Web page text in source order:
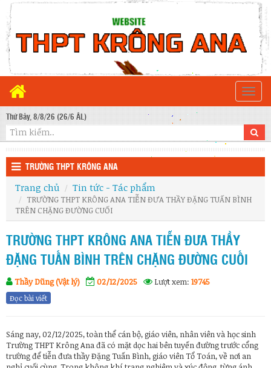
Thứ Bảy, 8/8/26 (26/6 ÂL)
TRƯỜNG THPT KRÔNG ANA
Trang chủ Tin tức - Tác phẩm
TRƯỜNG THPT KRÔNG ANA TIỄN ĐƯA THẦY ĐẶNG TUẤN BÌNH
TRÊN CHẶNG ĐƯỜNG CUỐI
TRƯỜNG THPT KRÔNG ANA TIỄN ĐƯA THẦY
ĐẶNG TUẤN BÌNH TRÊN CHẶNG ĐƯỜNG CUỐI
Thầy Dũng (Vật lý) 02/12/2025 Lượt xem: 19745
Đọc bài viết
Sáng nay, 02/12/2025, toàn thể cán bộ, giáo viên, nhân viên và học sinh
Trường THPT Krông Ana đã có mặt dọc hai bên tuyến đường trước cổng
trường để tiễn đưa thầy Đặng Tuấn Bình, giáo viên Tổ Toán, về nơi an